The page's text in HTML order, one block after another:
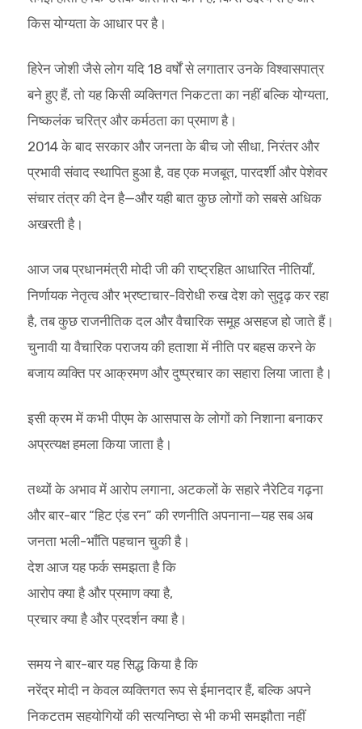
किस योग्यता के आधार पर है।
हिरेन जोशी जैसे लोग यदि 18 वर्षों से लगातार उनके विश्वासपात्र
बने हुए हैं, तो यह किसी व्यक्तिगत निकटता का नहीं बल्कि योग्यता,
निष्कलंक चरित्र और कर्मठता का प्रमाण है।
2014 के बाद सरकार और जनता के बीच जो सीधा, निरंतर और
प्रभावी संवाद स्थापित हुआ है, वह एक मजबूत, पारदर्शी और पेशेवर
संचार तंत्र की देन है—और यही बात कुछ लोगों को सबसे अधिक
अखरती है।
आज जब प्रधानमंत्री मोदी जी की राष्ट्रहित आधारित नीतियाँ,
निर्णायक नेतृत्व और भ्रष्टाचार-विरोधी रुख देश को सुदृढ़ कर रहा
है, तब कुछ राजनीतिक दल और वैचारिक समूह असहज हो जाते हैं।
चुनावी या वैचारिक पराजय की हताशा में नीति पर बहस करने के
बजाय व्यक्ति पर आक्रमण और दुष्प्रचार का सहारा लिया जाता है।
इसी क्रम में कभी पीएम के आसपास के लोगों को निशाना बनाकर
अप्रत्यक्ष हमला किया जाता है।
तथ्यों के अभाव में आरोप लगाना, अटकलों के सहारे नैरेटिव गढ़ना
और बार-बार “हिट एंड रन” की रणनीति अपनाना—यह सब अब
जनता भली-भाँति पहचान चुकी है।
देश आज यह फर्क समझता है कि
आरोप क्या है और प्रमाण क्या है,
प्रचार क्या है और प्रदर्शन क्या है।
समय ने बार-बार यह सिद्ध किया है कि
नरेंद्र मोदी न केवल व्यक्तिगत रूप से ईमानदार हैं, बल्कि अपने
निकटतम सहयोगियों की सत्यनिष्ठा से भी कभी समझौता नहीं